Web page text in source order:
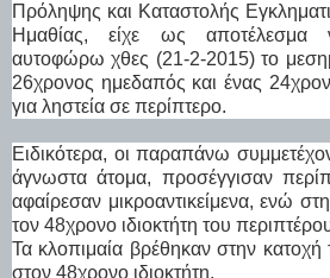
Πρόληψης και Καταστολής
Ημαθίας, είχε ως αποτέλεσμα
αυτοφώρω χθες (21-2-2015) το
26χρονος ημεδαπός και ένας
για ληστεία σε περίπτερο.
Ειδικότερα, οι παραπάνω
άγνωστα άτομα, προσέγγισαν
αφαίρεσαν μικροαντικείμενα, ενώ
τον 48χρονο ιδιοκτήτη του
Τα κλοπιμαία βρέθηκαν στην
στον 48χρονο ιδιοκτήτη.